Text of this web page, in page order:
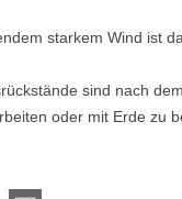
starkem Wind ist
sind nach
oder mit Erde zu